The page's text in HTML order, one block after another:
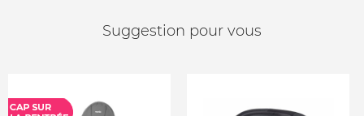
Suggestion pour vous